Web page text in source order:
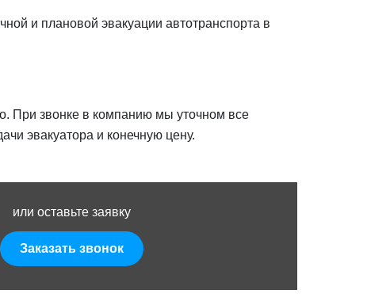
и плановой эвакуации автотранспорта в
При звонке в компанию мы уточном все
эвакуатора и конечную цену.
или оставьте заявку
Заказать звонок